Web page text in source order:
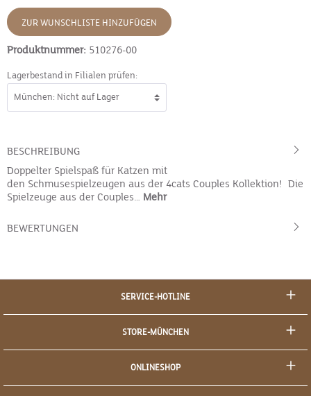
ZUR WUNSCHLISTE HINZUFÜGEN
Produktnummer: 510276-00
Lagerbestand in Filialen prüfen:
BESCHREIBUNG
Doppelter Spielspaß für Katzen mit
den Schmusespielzeugen aus der 4cats Couples Kollektion! Die
Spielzeuge aus der Couples… Mehr
BEWERTUNGEN
SERVICE-HOTLINE
STORE-MÜNCHEN
ONLINESHOP